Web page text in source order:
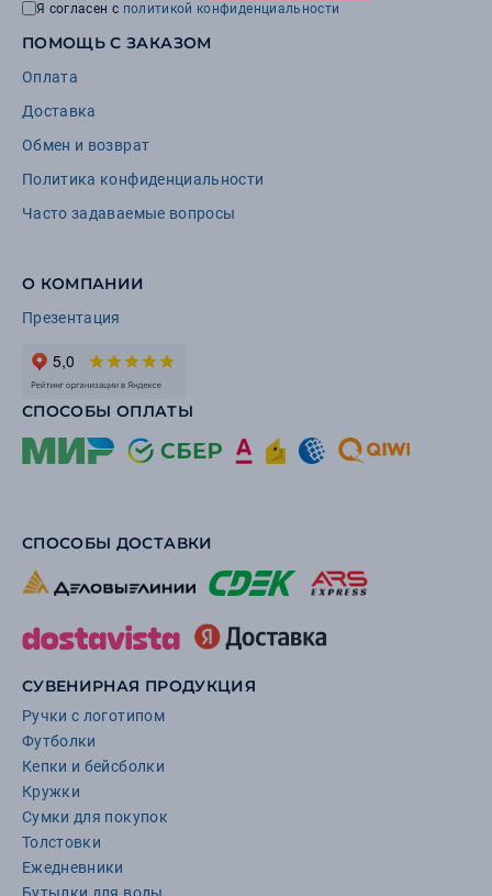
Я согласен с политикой конфиденциальности
ПОМОЩЬ С ЗАКАЗОМ
Оплата
Доставка
Обмен и возврат
Политика конфиденциальности
Часто задаваемые вопросы
О КОМПАНИИ
Презентация
СПОСОБЫ ОПЛАТЫ
СПОСОБЫ ДОСТАВКИ
СУВЕНИРНАЯ ПРОДУКЦИЯ
Ручки с логотипом
Футболки
Кепки и бейсболки
Кружки
Сумки для покупок
Толстовки
Ежедневники